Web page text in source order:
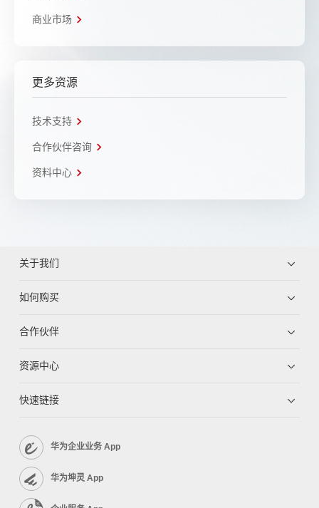
商业市场
更多资源
技术支持
合作伙伴咨询
资料中心
关于我们
如何购买
合作伙伴
资源中心
快速链接
华为企业业务 App
华为坤灵 App